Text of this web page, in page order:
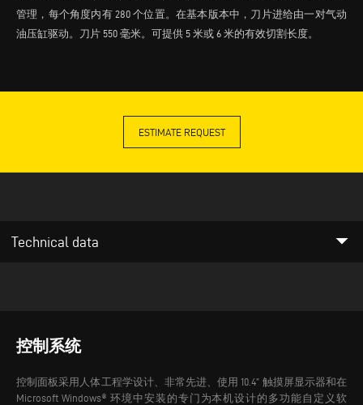
管理，每个角度内有 280 个位置。在基本版本中，刀片进给由一对气动
油压缸驱动。刀片 550 毫米。可提供 5 米或 6 米的有效切割长度。
ESTIMATE REQUEST
Technical data arrow_drop_down
控制系统
控制面板采用人体工程学设计、非常先进、使用 10.4” 触摸屏显示器和在
Microsoft Windows® 环境中安装的专门为本机设计的多功能自定义软